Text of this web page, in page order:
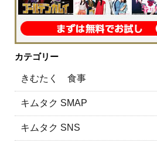
カテゴリー
きむたく 食事
キムタク SMAP
キムタク SNS